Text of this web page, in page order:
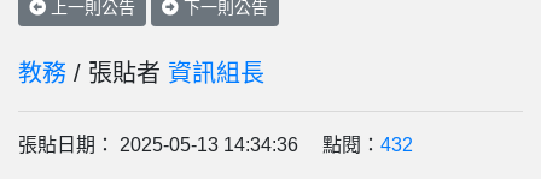
上一則公告 下一則公告
教務 / 張貼者 資訊組長
張貼日期： 2025-05-13 14:34:36 點閱： 432